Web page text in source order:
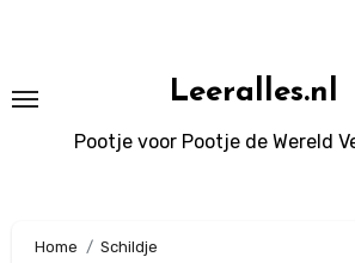
Leeralles.nl
Pootje voor Pootje de Wereld
Home
Schildje